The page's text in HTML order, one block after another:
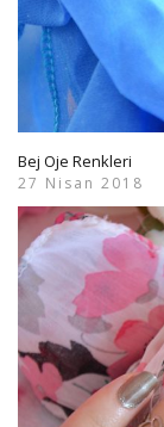
Bej Oje Renkleri
27 Nisan 2018